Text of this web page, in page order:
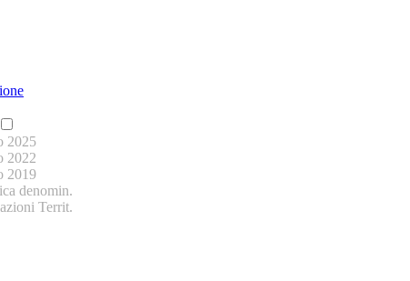
2025
2022
2019
denomin.
Territ.